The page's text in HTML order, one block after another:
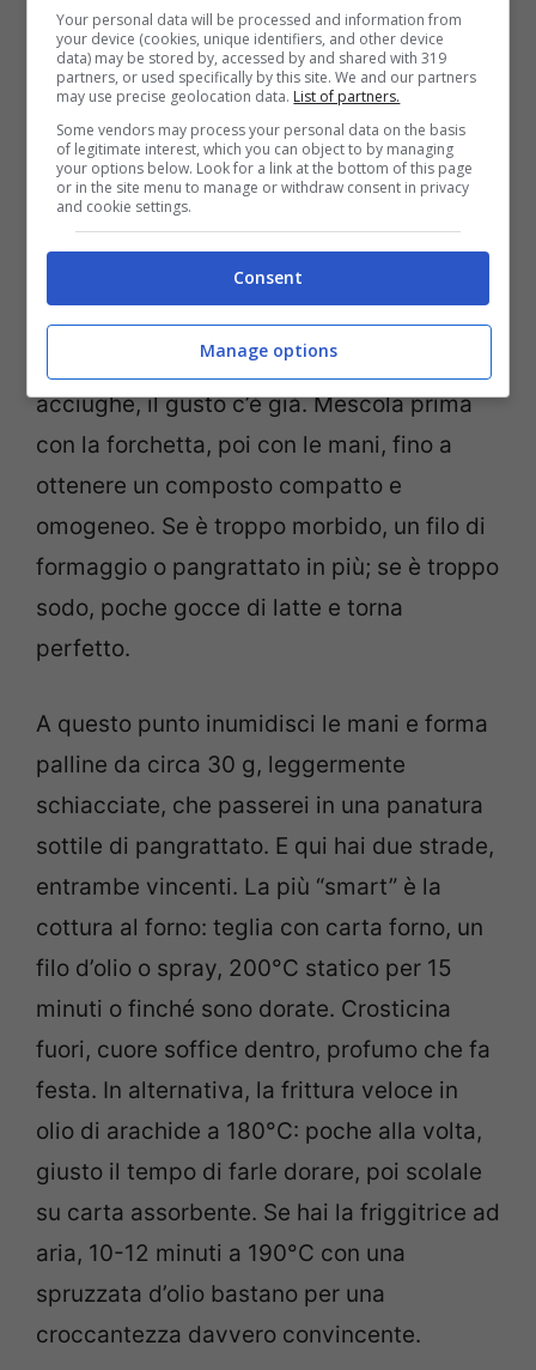
(sgocciolate), prezzemolo tritato,
pangrattato e uova leggermente sbattute.
Per circa venti polpettine, le proporzioni
che funzionano sono semplici: all’incirca
230 g di tonno e 200 g di ricotta, con una
“spolverata generosa” di parmigiano e
pangrattato e 2 uova a legare. Aggiusta di
sale e pepe solo alla fine: tra capperi e
acciughe, il gusto c’è già. Mescola prima
con la forchetta, poi con le mani, fino a
ottenere un composto compatto e
omogeneo. Se è troppo morbido, un filo di
formaggio o pangrattato in più; se è troppo
sodo, poche gocce di latte e torna
perfetto.
A questo punto inumidisci le mani e forma
palline da circa 30 g, leggermente
schiacciate, che passerei in una panatura
sottile di pangrattato. E qui hai due strade,
entrambe vincenti. La più “smart” è la
cottura al forno: teglia con carta forno, un
filo d’olio o spray, 200°C statico per 15
minuti o finché sono dorate. Crosticina
fuori, cuore soffice dentro, profumo che fa
festa. In alternativa, la frittura veloce in
olio di arachide a 180°C: poche alla volta,
giusto il tempo di farle dorare, poi scolale
su carta assorbente. Se hai la friggitrice ad
aria, 10-12 minuti a 190°C con una
spruzzata d’olio bastano per una
croccantezza davvero convincente.
Your personal data will be processed and information from
your device (cookies, unique identifiers, and other device
data) may be stored by, accessed by and shared with 319
partners, or used specifically by this site. We and our partners
may use precise geolocation data. List of partners.
Some vendors may process your personal data on the basis
of legitimate interest, which you can object to by managing
your options below. Look for a link at the bottom of this page
or in the site menu to manage or withdraw consent in privacy
and cookie settings.
Consent
Manage options